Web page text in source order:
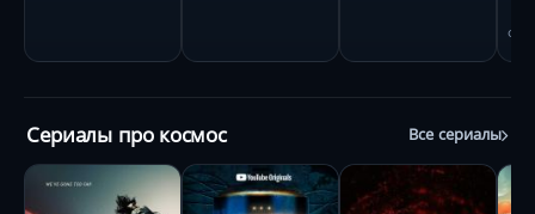
Сериалы про космос Все сериалы